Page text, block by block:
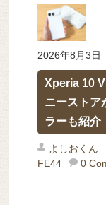
2026年8月3日
Xperia 10
ニーストア
ラーも紹介
よしおくん
FE44
0